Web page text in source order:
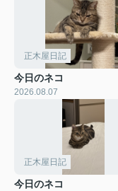
正木屋日記
今日のネコ
2026.08.07
正木屋日記
今日のネコ